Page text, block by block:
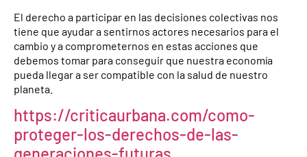
El derecho a participar en las decisiones colectivas nos
tiene que ayudar a sentirnos actores necesarios para el
cambio y a comprometernos en estas acciones que
debemos tomar para conseguir que nuestra economía
pueda llegar a ser compatible con la salud de nuestro
planeta.
https://criticaurbana.com/como-
proteger-los-derechos-de-las-